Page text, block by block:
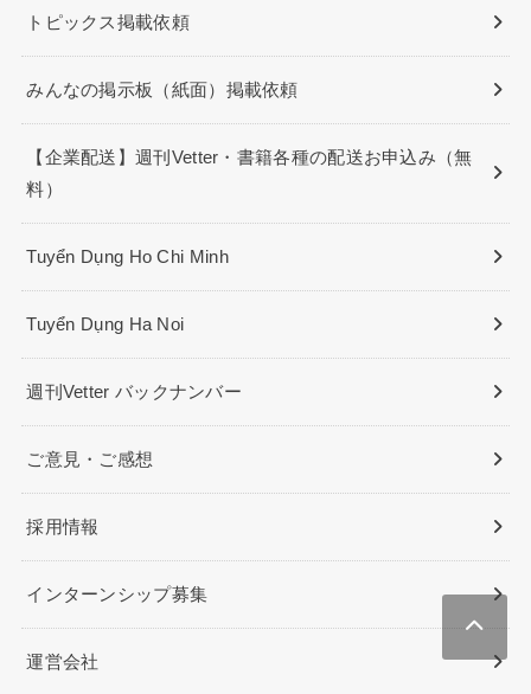
トピックス掲載依頼
みんなの掲示板（紙面）掲載依頼
【企業配送】週刊Vetter・書籍各種の配送お申込み（無
料）
Tuyển Dụng Ho Chi Minh
Tuyển Dụng Ha Noi
週刊Vetter バックナンバー
ご意見・ご感想
採用情報
インターンシップ募集
運営会社